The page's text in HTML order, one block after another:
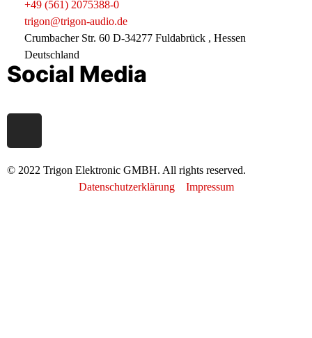
+49 (561) 2075388-0
trigon@trigon-audio.de
Crumbacher Str. 60 D-34277 Fuldabrück , Hessen
Deutschland
Social Media
© 2022 Trigon Elektronic GMBH. All rights reserved.
Datenschutzerklärung
Impressum